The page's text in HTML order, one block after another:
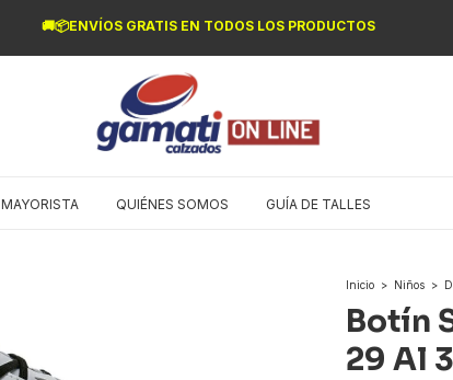
🚚📦ENVÍOS GRATIS EN TODOS LOS PRODUCTOS
MAYORISTA QUIÉNES SOMOS GUÍA DE TALLES
Inicio > Niños >
Botín
29 Al